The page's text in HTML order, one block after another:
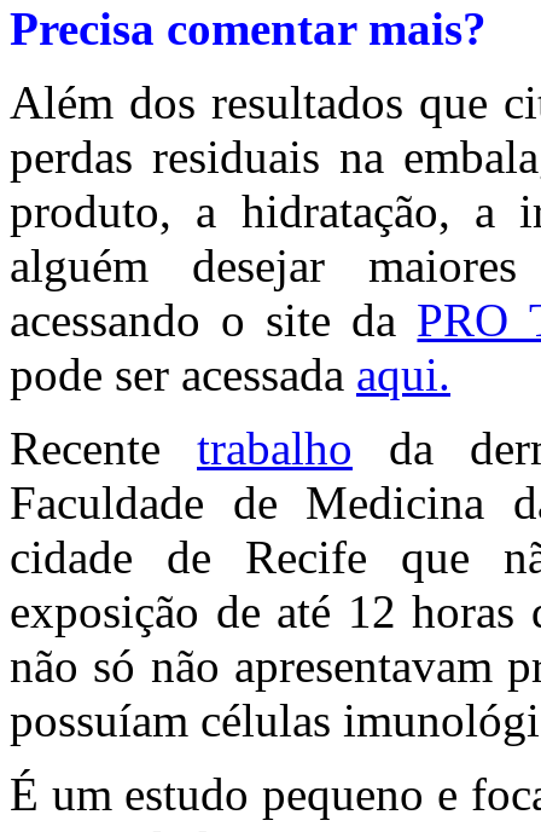
Precisa comentar mais?
Além dos resultados que
perdas residuais na
produto, a hidratação, a
alguém desejar
acessando o site da PRO
pode ser acessada aqui.
Recente trabalho da
Faculdade de Medicina
cidade de Recife que
exposição de até 12 horas
não só não apresentavam
possuíam células
É um estudo pequeno e